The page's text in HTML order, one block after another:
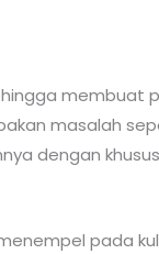
membuat
masalah
dengan
pada